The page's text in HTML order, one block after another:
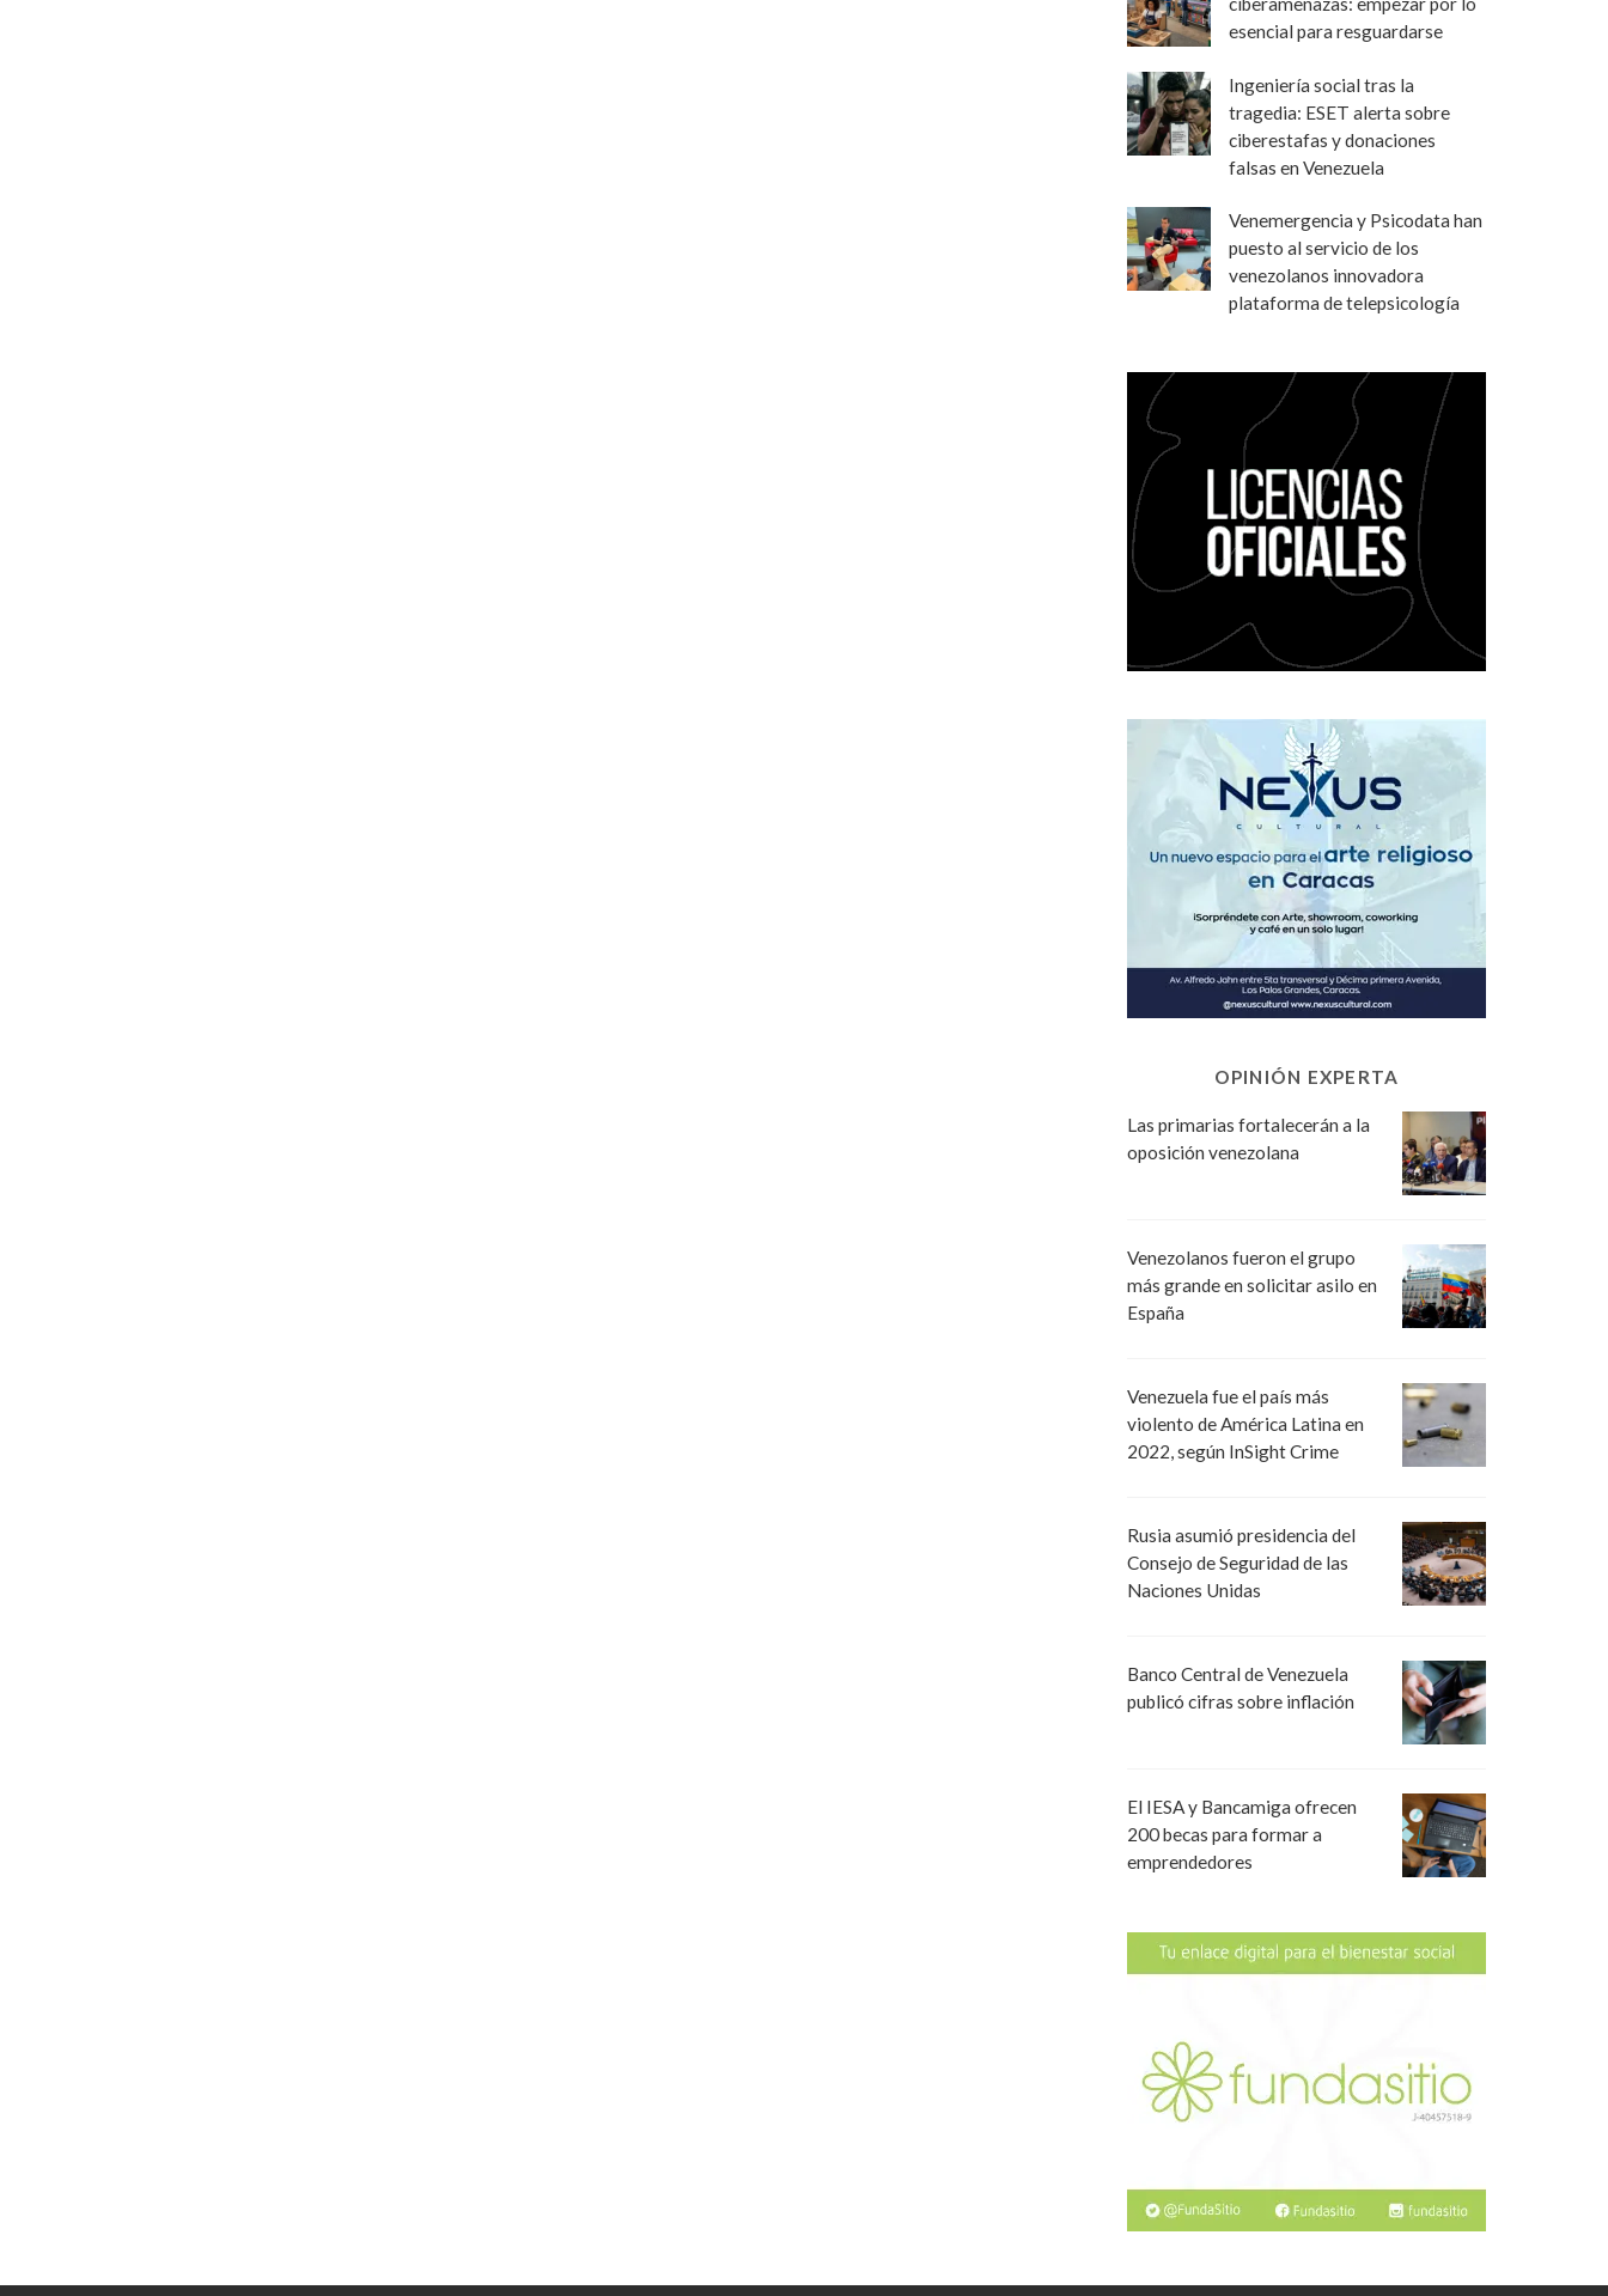
esencial para resguardarse
Ingeniería social tras la
tragedia: ESET alerta sobre
ciberestafas y donaciones
falsas en Venezuela
Venemergencia y Psicodata han
puesto al servicio de los
venezolanos innovadora
plataforma de telepsicología
OPINIÓN EXPERTA
Las primarias fortalecerán a la
oposición venezolana
Venezolanos fueron el grupo
más grande en solicitar asilo en
España
Venezuela fue el país más
violento de América Latina en
2022, según InSight Crime
Rusia asumió presidencia del
Consejo de Seguridad de las
Naciones Unidas
Banco Central de Venezuela
publicó cifras sobre inflación
El IESA y Bancamiga ofrecen
200 becas para formar a
emprendedores